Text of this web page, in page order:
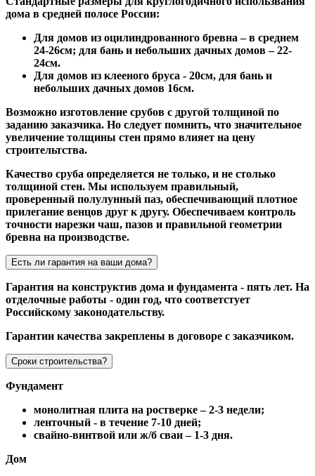
дома в средней полосе России:
Для домов из оцилиндрованного бревна – в среднем
24-26см; для бань и небольших дачных домов – 22-
24см.
Для домов из клееного бруса - 20см, для бань и
небольших дачных домов 16см.
Возможно изготовление срубов с другой толщиной по
заданию заказчика. Но следует помнить, что значительное
увеличение толщины стен прямо влияет на цену
строительтства.
Качество сруба определяется не только, и не столько
толщиной стен. Мы используем правильный,
проверенный полулунный паз, обеспечивающий плотное
прилегание венцов друг к другу. Обеспечиваем контроль
точности нарезки чаш, пазов и правильной геометрии
бревна на производстве.
Есть ли гарантия на ваши дома?
Гарантия на конструктив дома и фундамента - пять лет. На
отделочные работы - один год, что соответстует
Российскому законодательству.
Гарантии качества закреплены в договоре с заказчиком.
Сроки строительства?
Фундамент
монолитная плита на ростверке – 2-3 недели;
ленточный - в течение 7-10 дней;
свайно-винтвой или ж/б сваи – 1-3 дня.
Дом